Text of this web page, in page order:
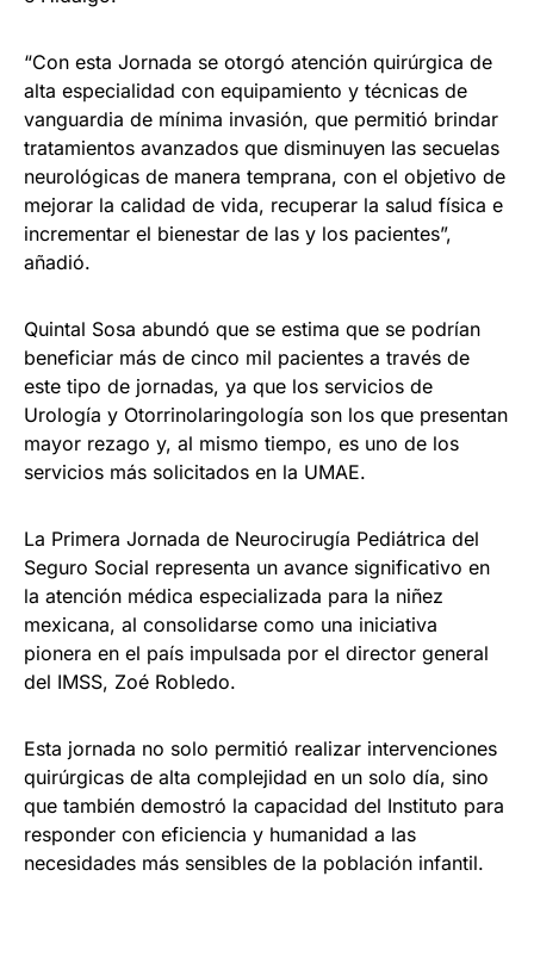
“Con esta Jornada se otorgó atención quirúrgica de
alta especialidad con equipamiento y técnicas de
vanguardia de mínima invasión, que permitió brindar
tratamientos avanzados que disminuyen las secuelas
neurológicas de manera temprana, con el objetivo de
mejorar la calidad de vida, recuperar la salud física e
incrementar el bienestar de las y los pacientes”,
añadió.
Quintal Sosa abundó que se estima que se podrían
beneficiar más de cinco mil pacientes a través de
este tipo de jornadas, ya que los servicios de
Urología y Otorrinolaringología son los que presentan
mayor rezago y, al mismo tiempo, es uno de los
servicios más solicitados en la UMAE.
La Primera Jornada de Neurocirugía Pediátrica del
Seguro Social representa un avance significativo en
la atención médica especializada para la niñez
mexicana, al consolidarse como una iniciativa
pionera en el país impulsada por el director general
del IMSS, Zoé Robledo.
Esta jornada no solo permitió realizar intervenciones
quirúrgicas de alta complejidad en un solo día, sino
que también demostró la capacidad del Instituto para
responder con eficiencia y humanidad a las
necesidades más sensibles de la población infantil.